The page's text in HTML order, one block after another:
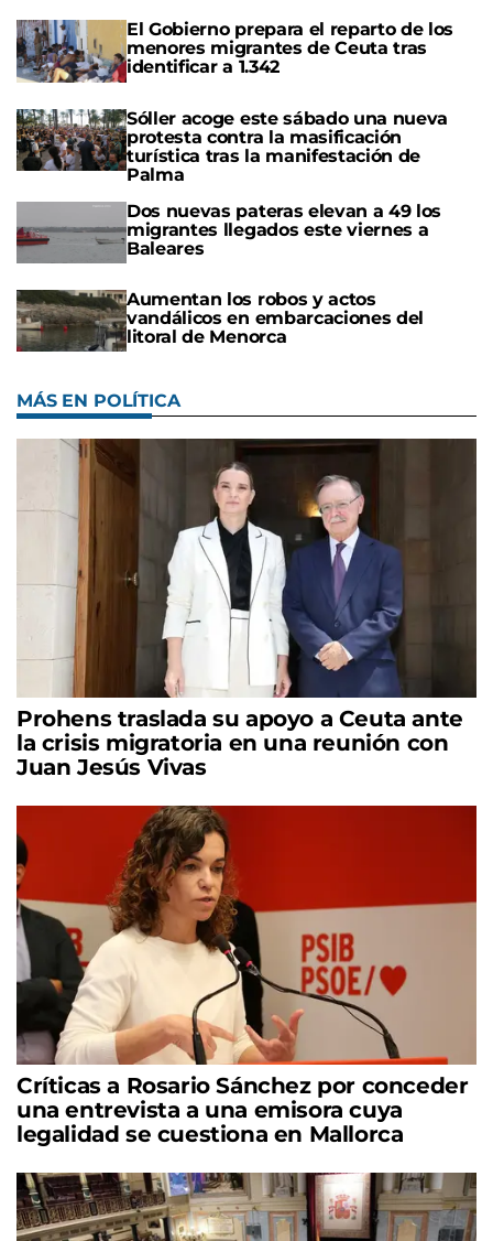
El Gobierno prepara el reparto de los
menores migrantes de Ceuta tras
identificar a 1.342
Sóller acoge este sábado una nueva
protesta contra la masificación
turística tras la manifestación de
Palma
Dos nuevas pateras elevan a 49 los
migrantes llegados este viernes a
Baleares
Aumentan los robos y actos
vandálicos en embarcaciones del
litoral de Menorca
MÁS EN POLÍTICA
Prohens traslada su apoyo a Ceuta ante
la crisis migratoria en una reunión con
Juan Jesús Vivas
Críticas a Rosario Sánchez por conceder
una entrevista a una emisora cuya
legalidad se cuestiona en Mallorca